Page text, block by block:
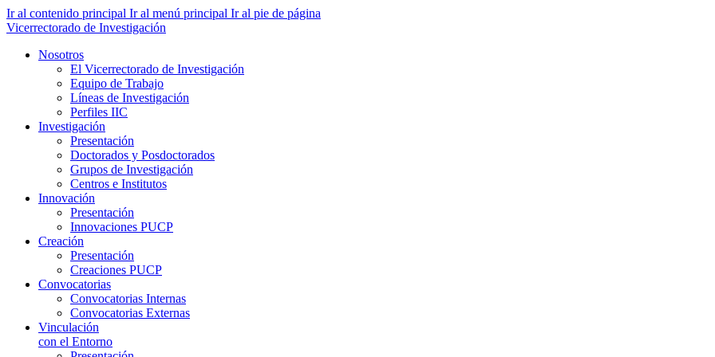
Ir al contenido principal Ir al menú principal Ir al pie de página
Vicerrectorado de Investigación
Nosotros
El Vicerrectorado de Investigación
Equipo de Trabajo
Líneas de Investigación
Perfiles IIC
Investigación
Presentación
Doctorados y Posdoctorados
Grupos de Investigación
Centros e Institutos
Innovación
Presentación
Innovaciones PUCP
Creación
Presentación
Creaciones PUCP
Convocatorias
Convocatorias Internas
Convocatorias Externas
Vinculación
con el Entorno